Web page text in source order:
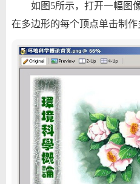
如图5所示，打开一幅图像
在多边形的每个顶点单击制作